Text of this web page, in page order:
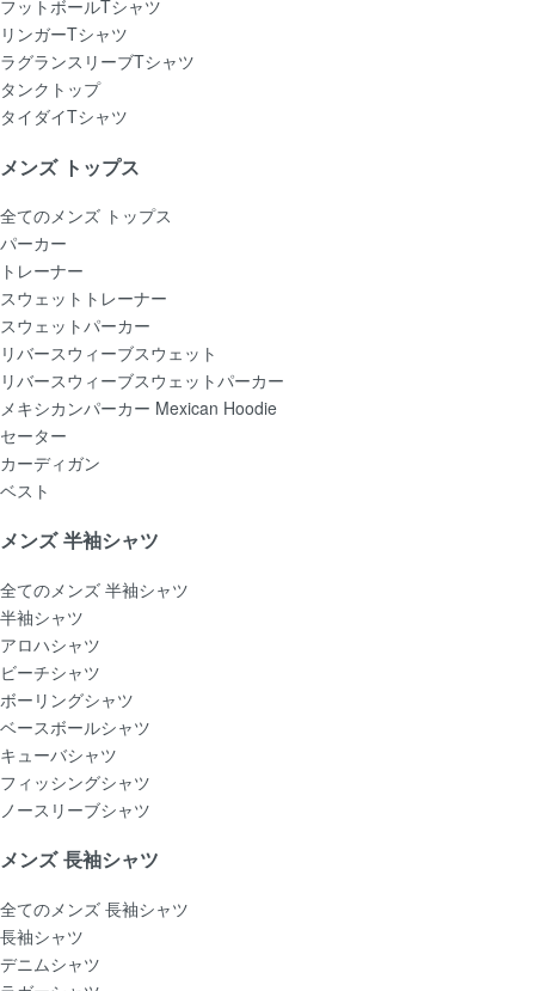
フットボールTシャツ
リンガーTシャツ
ラグランスリーブTシャツ
タンクトップ
タイダイTシャツ
メンズ トップス
全てのメンズ トップス
パーカー
トレーナー
スウェットトレーナー
スウェットパーカー
リバースウィーブスウェット
リバースウィーブスウェットパーカー
メキシカンパーカー Mexican Hoodie
セーター
カーディガン
ベスト
メンズ 半袖シャツ
全てのメンズ 半袖シャツ
半袖シャツ
アロハシャツ
ビーチシャツ
ボーリングシャツ
ベースボールシャツ
キューバシャツ
フィッシングシャツ
ノースリーブシャツ
メンズ 長袖シャツ
全てのメンズ 長袖シャツ
長袖シャツ
デニムシャツ